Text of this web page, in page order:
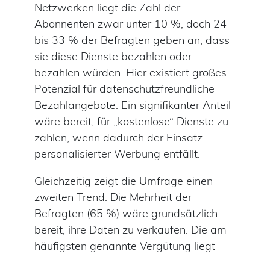
Netzwerken liegt die Zahl der
Abonnenten zwar unter 10 %, doch 24
bis 33 % der Befragten geben an, dass
sie diese Dienste bezahlen oder
bezahlen würden. Hier existiert großes
Potenzial für datenschutzfreundliche
Bezahlangebote. Ein signifikanter Anteil
wäre bereit, für „kostenlose“ Dienste zu
zahlen, wenn dadurch der Einsatz
personalisierter Werbung entfällt.
Gleichzeitig zeigt die Umfrage einen
zweiten Trend: Die Mehrheit der
Befragten (65 %) wäre grundsätzlich
bereit, ihre Daten zu verkaufen. Die am
häufigsten genannte Vergütung liegt